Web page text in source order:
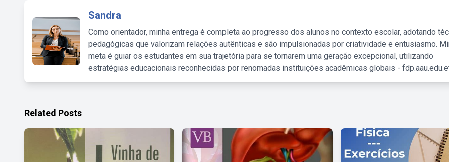
Sandra
Como orientador, minha entrega é completa ao progresso dos alunos no contexto escolar, adotando
pedagógicas que valorizam relações autênticas e são impulsionadas por criatividade e entusiasmo.
meta é guiar os estudantes em sua trajetória para se tornarem uma geração excepcional, utilizando
estratégias educacionais reconhecidas por renomadas instituições acadêmicas globais -
Related Posts